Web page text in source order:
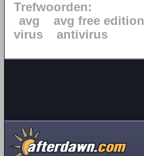
Trefwoorden:
avg
avg free edition
virus
antivirus